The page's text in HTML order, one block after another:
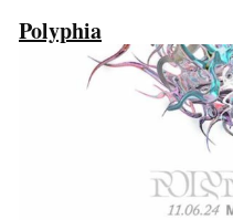
Polyphia